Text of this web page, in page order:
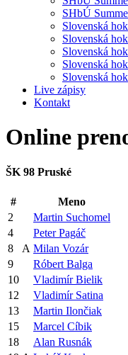
SHbÚ
Slovenská
Slovenská
Slovenská
Slovenská
Slovenská
Live zápisy
Kontakt
Online
ŠK 98 Pruské
#
Meno
2
Martin Suchomel
4
Peter Pagáč
8
A Milan Vozár
9
Róbert Balga
10
Vladimír Bielik
12
Vladimír Satina
13
Martin Ilončiak
15
Marcel Cíbik
18
Alan Rusnák